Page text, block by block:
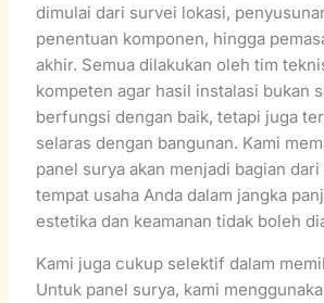
dimulai dari survei lokasi,
penentuan komponen, hingga
akhir. Semua dilakukan oleh tim
kompeten agar hasil instalasi bukan
berfungsi dengan baik, tetapi juga
selaras dengan bangunan. Kami
panel surya akan menjadi bagian dari
tempat usaha Anda dalam jangka
estetika dan keamanan tidak boleh
Kami juga cukup selektif dalam
Untuk panel surya, kami